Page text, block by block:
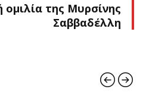
ομιλία της Μυρσίνης
Σαββαδέλλη